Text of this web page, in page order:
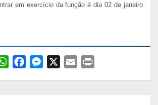
em exercício da função é dia 02 de janeiro
W